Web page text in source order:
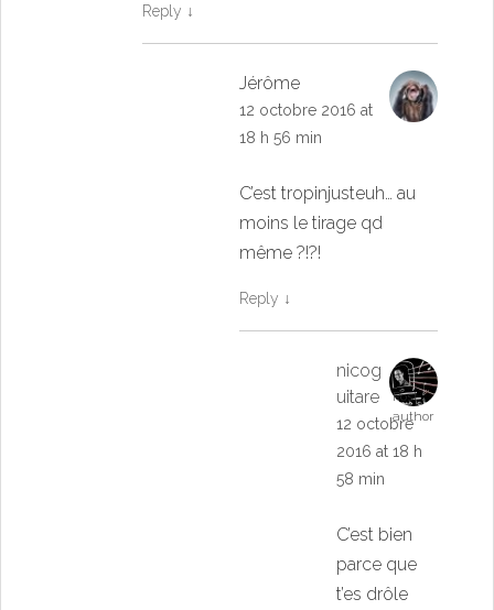
Reply ↓
Jérôme
12 octobre 2016 at
18 h 56 min
C’est tropinjusteuh… au
moins le tirage qd
même ?!?!
Reply ↓
nicog
uitare
Post
author
12 octobre
2016 at 18 h
58 min
C’est bien
parce que
t’es drôle